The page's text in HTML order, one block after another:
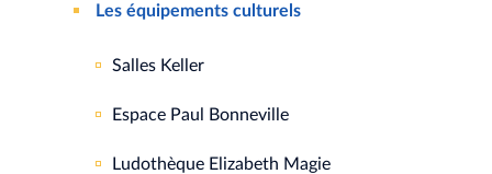
Les équipements culturels
Salles Keller
Espace Paul Bonneville
Ludothèque Elizabeth Magie